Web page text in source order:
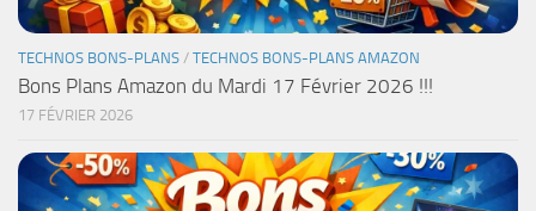
TECHNOS BONS-PLANS / TECHNOS BONS-PLANS AMAZON
Bons Plans Amazon du Mardi 17 Février 2026 !!!
17 FÉVRIER 2026